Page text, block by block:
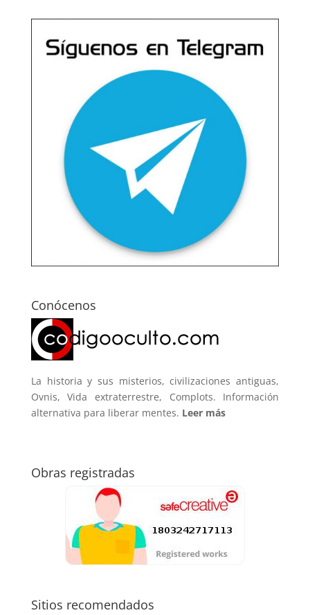
Conócenos
La historia y sus misterios, civilizaciones antiguas,
Ovnis, Vida extraterrestre, Complots. Información
alternativa para liberar mentes. Leer más
Obras registradas
Sitios recomendados